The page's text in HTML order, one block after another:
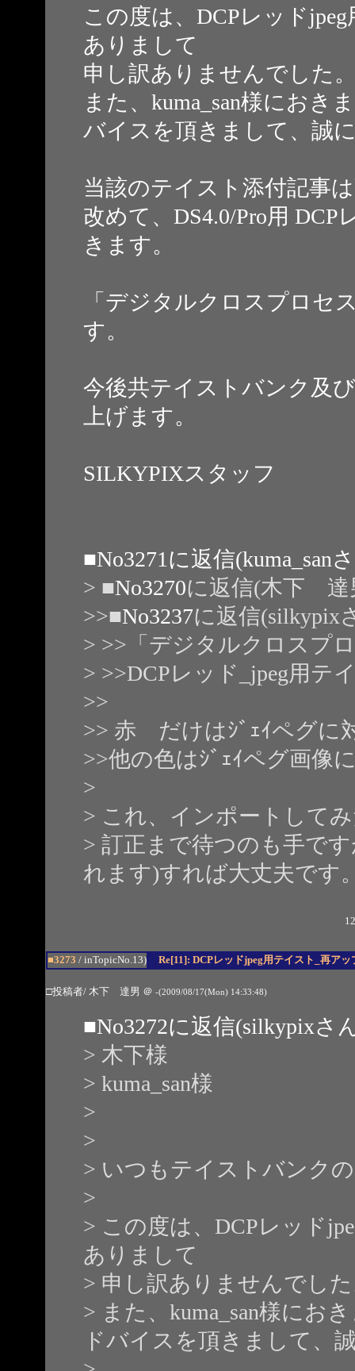
この度は、DCPレッド
ありまして
申し訳ありませんでした
また、kuma_san様におき
バイスを頂きまして、誠
当該のテイスト添付記事
改めて、DS4.0/Pro用
きます。
「デジタルクロスプロセ
す。
今後共テイストバンク及
上げます。
SILKYPIXスタッフ
■No3271 に返信(kuma_san
> ■No3270に返信(木下 達
>>■No3237に返信(silkypix
> >>「デジタルクロスプ
> >>DCPレッド_jpeg用テ
>>
>> 赤 だけはｼﾞｪｲペグに
>>他の色はｼﾞｪｲペグ画像
>
> これ、インポートして
> 訂正まで待つのも手で
れます)すれば大丈夫です
■3273 / inTopicNo.13) Re[11]: DCPレッドjpeg用テイスト_再アッ
□投稿者/ 木下 達男 ＠ -(2009/08/17(Mon) 14:33:48)
■No3272に返信(silkypixさ
> 木下様
> kuma_san様
>
>
> いつもテイストバンク
>
> この度は、DCPレッド
ありまして
> 申し訳ありませんでし
> また、kuma_san様にお
ドバイスを頂きまして、